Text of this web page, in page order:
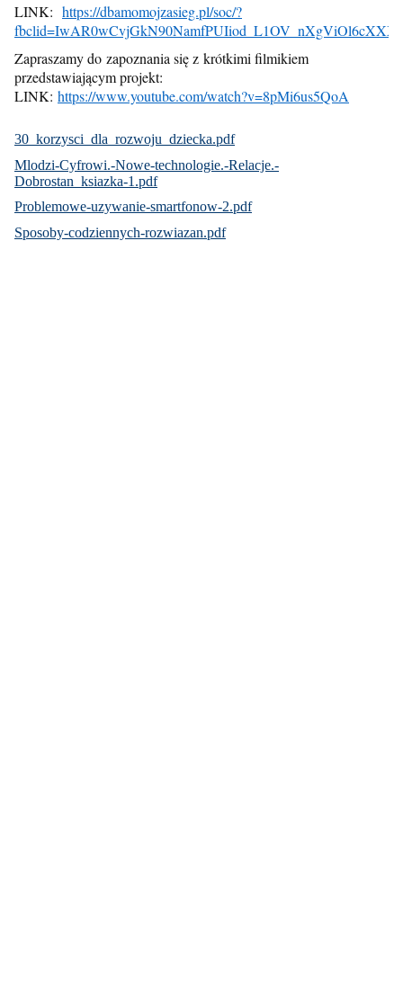
LINK: https://dbamomojzasieg.pl/soc/?
Zapraszamy do zapoznania się z krótkimi filmikiem
przedstawiającym projekt:
LINK: https://www.youtube.com/watch?v=8pMi6us5QoA
30_korzysci_dla_rozwoju_dziecka.pdf
Mlodzi-Cyfrowi.-Nowe-technologie.-Relacje.-
Dobrostan_ksiazka-1.pdf
Problemowe-uzywanie-smartfonow-2.pdf
Sposoby-codziennych-rozwiazan.pdf